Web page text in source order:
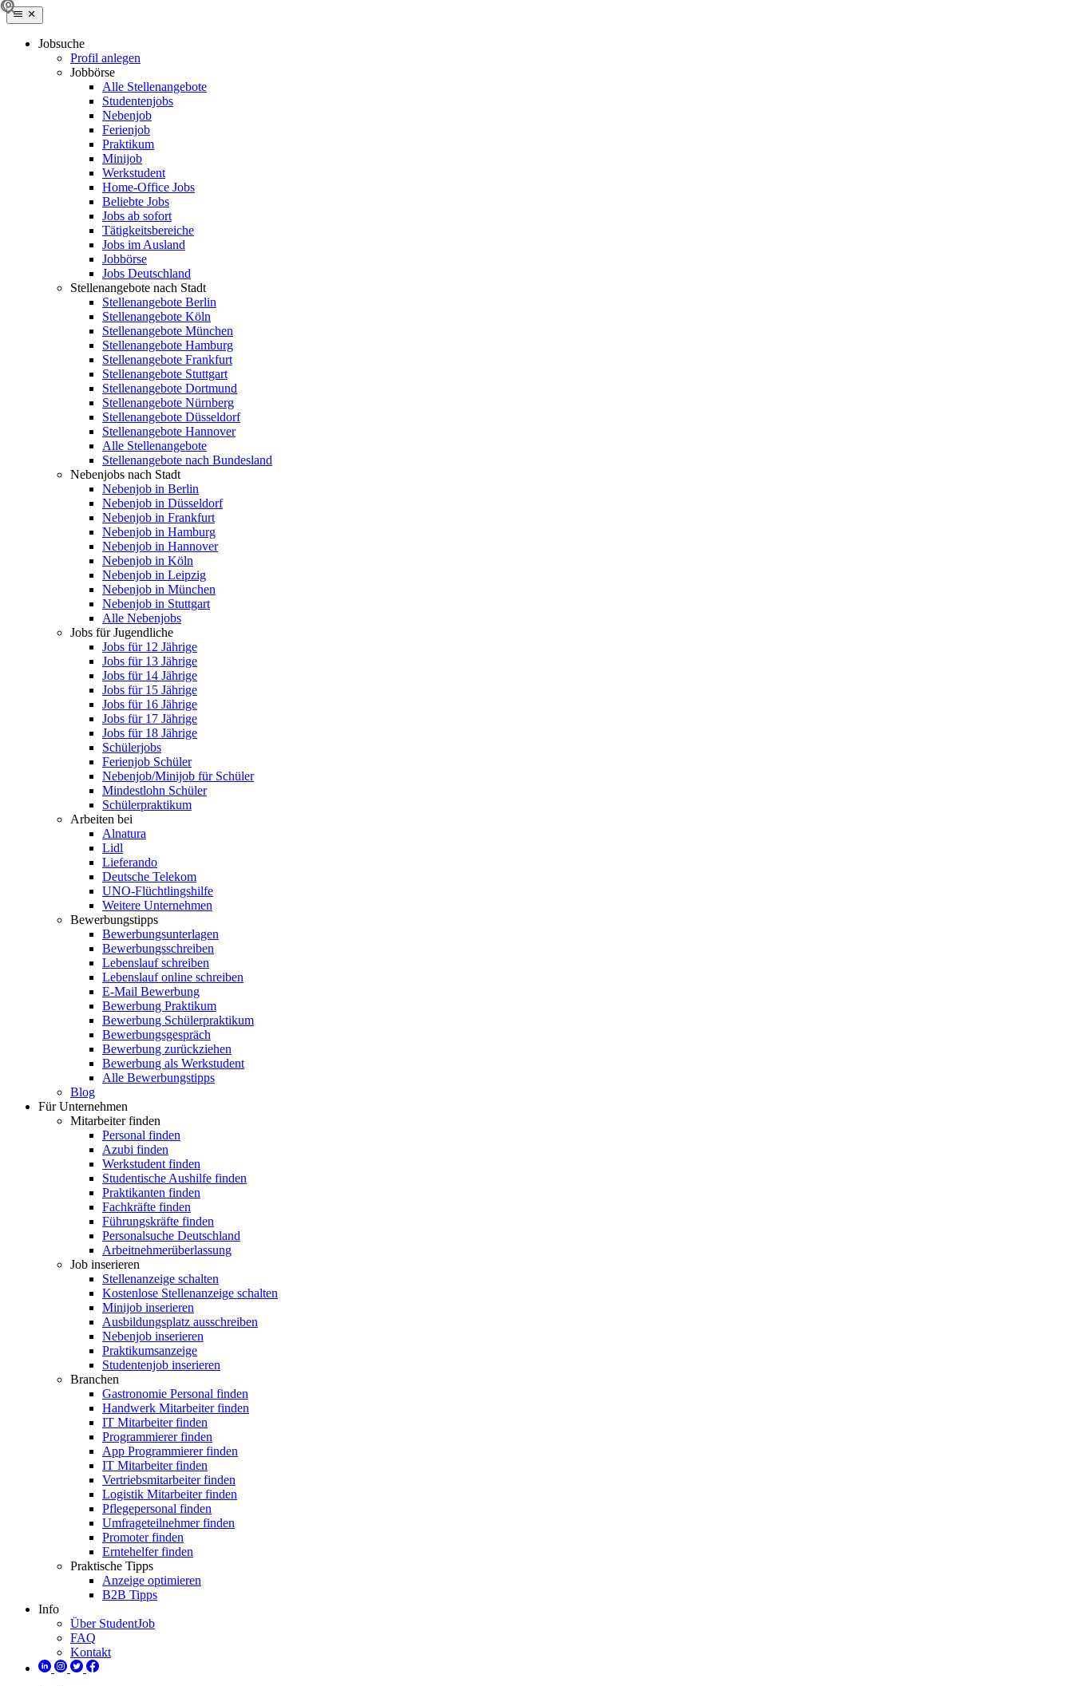
Jobsuche
Profil anlegen
Jobbörse
Alle Stellenangebote
Studentenjobs
Nebenjob
Ferienjob
Praktikum
Minijob
Werkstudent
Home-Office Jobs
Beliebte Jobs
Jobs ab sofort
Tätigkeitsbereiche
Jobs im Ausland
Jobbörse
Jobs Deutschland
Stellenangebote nach Stadt
Stellenangebote Berlin
Stellenangebote Köln
Stellenangebote München
Stellenangebote Hamburg
Stellenangebote Frankfurt
Stellenangebote Stuttgart
Stellenangebote Dortmund
Stellenangebote Nürnberg
Stellenangebote Düsseldorf
Stellenangebote Hannover
Alle Stellenangebote
Stellenangebote nach Bundesland
Nebenjobs nach Stadt
Nebenjob in Berlin
Nebenjob in Düsseldorf
Nebenjob in Frankfurt
Nebenjob in Hamburg
Nebenjob in Hannover
Nebenjob in Köln
Nebenjob in Leipzig
Nebenjob in München
Nebenjob in Stuttgart
Alle Nebenjobs
Jobs für Jugendliche
Jobs für 12 Jährige
Jobs für 13 Jährige
Jobs für 14 Jährige
Jobs für 15 Jährige
Jobs für 16 Jährige
Jobs für 17 Jährige
Jobs für 18 Jährige
Schülerjobs
Ferienjob Schüler
Nebenjob/Minijob für Schüler
Mindestlohn Schüler
Schülerpraktikum
Arbeiten bei
Alnatura
Lidl
Lieferando
Deutsche Telekom
UNO-Flüchtlingshilfe
Weitere Unternehmen
Bewerbungstipps
Bewerbungsunterlagen
Bewerbungsschreiben
Lebenslauf schreiben
Lebenslauf online schreiben
E-Mail Bewerbung
Bewerbung Praktikum
Bewerbung Schülerpraktikum
Bewerbungsgespräch
Bewerbung zurückziehen
Bewerbung als Werkstudent
Alle Bewerbungstipps
Blog
Für Unternehmen
Mitarbeiter finden
Personal finden
Azubi finden
Werkstudent finden
Studentische Aushilfe finden
Praktikanten finden
Fachkräfte finden
Führungskräfte finden
Personalsuche Deutschland
Arbeitnehmerüberlassung
Job inserieren
Stellenanzeige schalten
Kostenlose Stellenanzeige schalten
Minijob inserieren
Ausbildungsplatz ausschreiben
Nebenjob inserieren
Praktikumsanzeige
Studentenjob inserieren
Branchen
Gastronomie Personal finden
Handwerk Mitarbeiter finden
IT Mitarbeiter finden
Programmierer finden
App Programmierer finden
IT Mitarbeiter finden
Vertriebsmitarbeiter finden
Logistik Mitarbeiter finden
Pflegepersonal finden
Umfrageteilnehmer finden
Promoter finden
Erntehelfer finden
Praktische Tipps
Anzeige optimieren
B2B Tipps
Info
Über StudentJob
FAQ
Kontakt